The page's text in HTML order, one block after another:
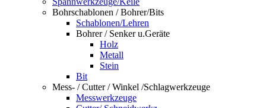
Bohrschablonen / Bohrer/Bits
Schablonen/Lehren
Bohrer / Senker u.Geräte
Holz
Metall
Stein
Bit
Mess- / Cutter / Winkel /Schlagwerkzeuge
Messwerkzeuge